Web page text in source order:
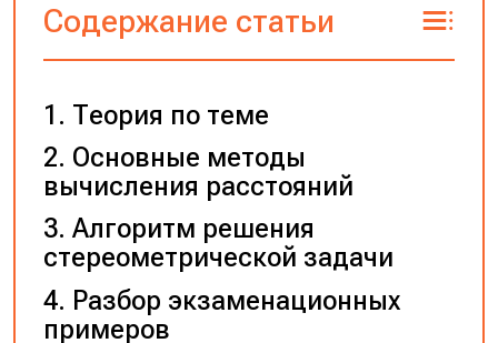
Содержание статьи
Теория по теме
Основные методы
вычисления расстояний
Алгоритм решения
стереометрической задачи
Разбор экзаменационных
примеров